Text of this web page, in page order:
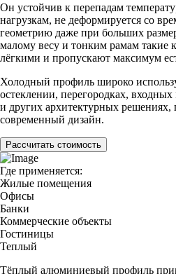
Он устойчив к перепадам
нагрузкам, не деформируется со
геометрию даже при больших
малому весу и тонким рамам такие
лёгкими и пропускают максимум
Холодный профиль широко
остеклении, перегородках,
и других архитектурных решениях,
современный дизайн.
Рассчитать стоимость
Где применяется:
Жилые помещения
Офисы
Банки
Коммерческие объекты
Гостиницы
Теплый
Тёплый алюминиевый профиль